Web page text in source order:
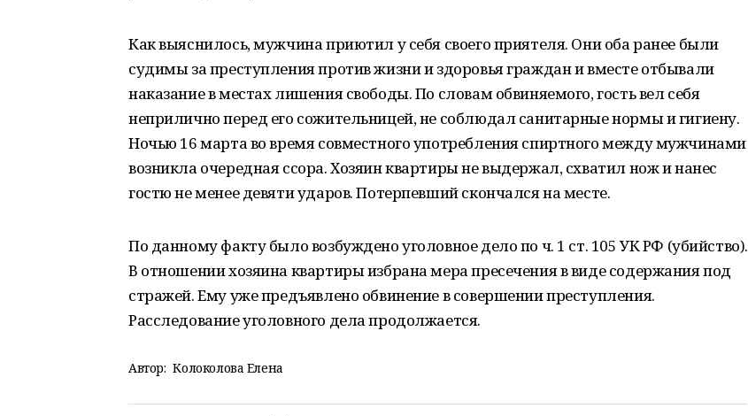
Как выяснилось, мужчина приютил у себя своего приятеля. Они оба ранее были
судимы за преступления против жизни и здоровья граждан и вместе отбывали
наказание в местах лишения свободы. По словам обвиняемого, гость вел себя
неприлично перед его сожительницей, не соблюдал санитарные нормы и гигиену.
Ночью 16 марта во время совместного употребления спиртного между мужчинами
возникла очередная ссора. Хозяин квартиры не выдержал, схватил нож и нанес
гостю не менее девяти ударов. Потерпевший скончался на месте.
По данному факту было возбуждено уголовное дело по ч. 1 ст. 105 УК РФ (убийство).
В отношении хозяина квартиры избрана мера пресечения в виде содержания под
стражей. Ему уже предъявлено обвинение в совершении преступления.
Расследование уголовного дела продолжается.
Автор: Колоколова Елена